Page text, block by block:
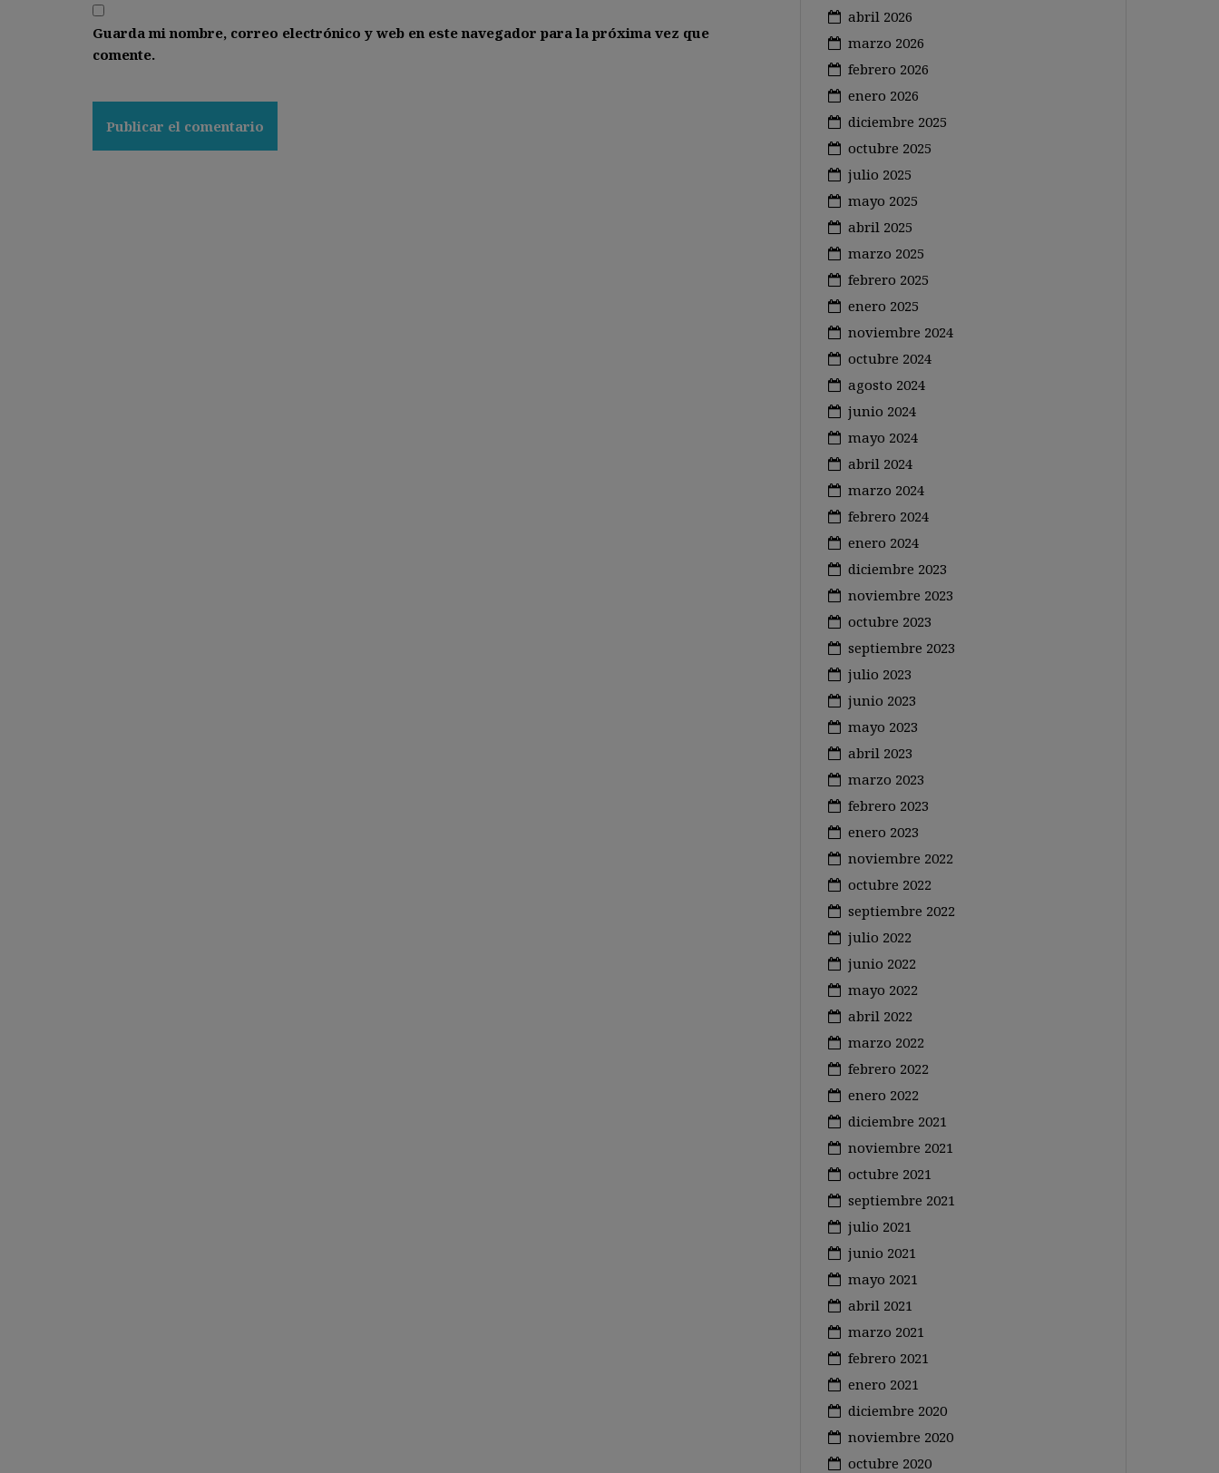
Guarda mi nombre, correo electrónico y web en este navegador para la próxima vez que
comente.
abril 2026
marzo 2026
febrero 2026
enero 2026
diciembre 2025
octubre 2025
julio 2025
mayo 2025
abril 2025
marzo 2025
febrero 2025
enero 2025
noviembre 2024
octubre 2024
agosto 2024
junio 2024
mayo 2024
abril 2024
marzo 2024
febrero 2024
enero 2024
diciembre 2023
noviembre 2023
octubre 2023
septiembre 2023
julio 2023
junio 2023
mayo 2023
abril 2023
marzo 2023
febrero 2023
enero 2023
noviembre 2022
octubre 2022
septiembre 2022
julio 2022
junio 2022
mayo 2022
abril 2022
marzo 2022
febrero 2022
enero 2022
diciembre 2021
noviembre 2021
octubre 2021
septiembre 2021
julio 2021
junio 2021
mayo 2021
abril 2021
marzo 2021
febrero 2021
enero 2021
diciembre 2020
noviembre 2020
octubre 2020